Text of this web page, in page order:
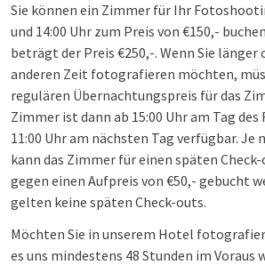
Sie können ein Zimmer für Ihr
und 14:00 Uhr zum Preis von €150,-
beträgt der Preis €250,-. Wenn Sie länger
anderen Zeit fotografieren möchten,
regulären Übernachtungspreis für das
Zimmer ist dann ab 15:00 Uhr am Tag
11:00 Uhr am nächsten Tag verfügbar. Je
kann das Zimmer für einen späten
gegen einen Aufpreis von €50,- gebucht
gelten keine späten Check-outs.
Möchten Sie in unserem Hotel
es uns mindestens 48 Stunden im Voraus